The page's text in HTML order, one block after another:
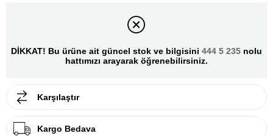
DİKKAT! Bu ürüne ait güncel stok ve bilgisini 444 5 235 nolu
hattımızı arayarak öğrenebilirsiniz.
Karşılaştır
Kargo Bedava